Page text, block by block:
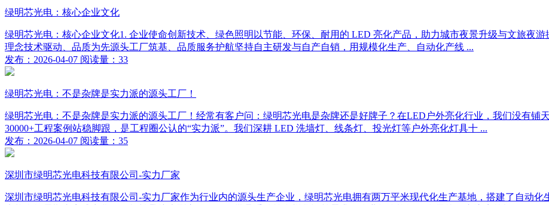
绿明芯光电：核心企业文化
绿明芯光电：核心企业文化1. 企业使命创新技术、绿色照明以节能、环保、耐用的 LED 亮化产品，助力城市夜景升级与文旅夜
理念技术驱动、品质为先源头工厂筑基、品质服务护航坚持自主研发与自产自销，用规模化生产、自动化产线 ...
发布：2026-04-07 阅读量：33
绿明芯光电：不是杂牌是实力派的源头工厂！
绿明芯光电：不是杂牌是实力派的源头工厂！经常有客户问：绿明芯光电是杂牌还是好牌子？在LED户外亮化行业，我们没有铺
30000+工程案例站稳脚跟，是工程圈公认的“实力派”。我们深耕 LED 洗墙灯、线条灯、投光灯等户外亮化灯具十 ...
发布：2026-04-07 阅读量：35
深圳市绿明芯光电科技有限公司-实力厂家
深圳市绿明芯光电科技有限公司-实力厂家作为行业内的源头生产企业，绿明芯光电拥有两万平米现代化生产基地，搭建了自动化